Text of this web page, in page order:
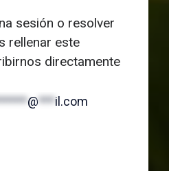
sesión o resolver
rellenar este
directamente
@***il.com